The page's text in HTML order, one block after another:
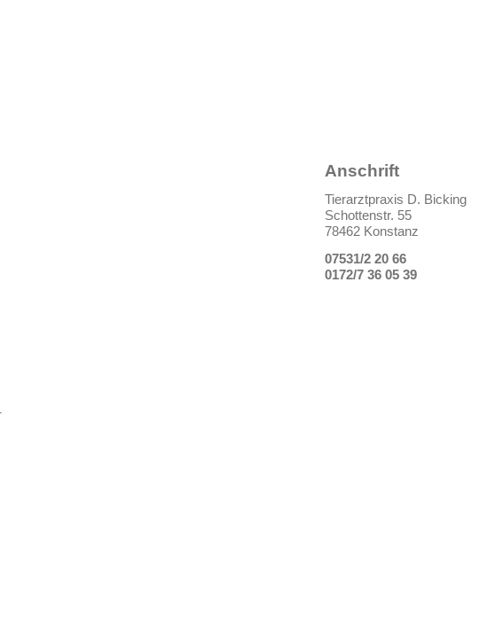
Anschrift
Tierarztpraxis D. Bicking
Schottenstr. 55
78462 Konstanz
07531/2 20 66
0172/7 36 05 39